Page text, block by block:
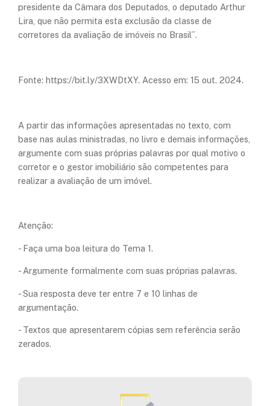
presidente da Câmara dos Deputados, o deputado Arthur
Lira, que não permita esta exclusão da classe de
corretores da avaliação de imóveis no Brasil´´.
Fonte: https://bit.ly/3XWDtXY. Acesso em: 15 out. 2024.
A partir das informações apresentadas no texto, com
base nas aulas ministradas, no livro e demais informações,
argumente com suas próprias palavras por qual motivo o
corretor e o gestor imobiliário são competentes para
realizar a avaliação de um imóvel.
Atenção:
- Faça uma boa leitura do Tema 1.
- Argumente formalmente com suas próprias palavras.
- Sua resposta deve ter entre 7 e 10 linhas de
argumentação.
- Textos que apresentarem cópias sem referência serão
zerados.